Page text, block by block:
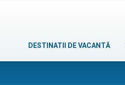
DESTINATII DE VACANTĂ